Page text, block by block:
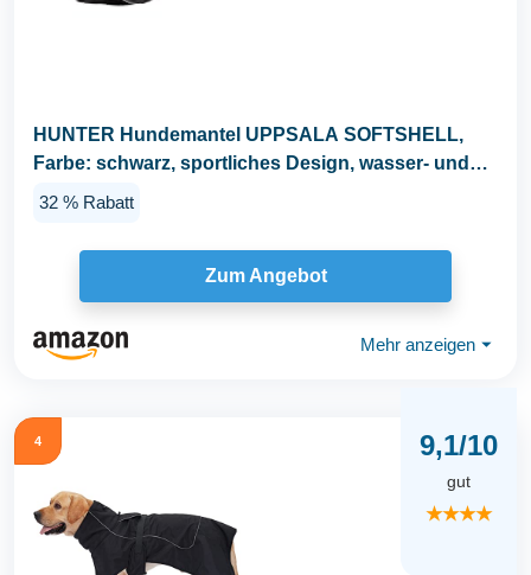
HUNTER Hundemantel UPPSALA SOFTSHELL,
Farbe: schwarz, sportliches Design, wasser- und
winddicht, mit...
32 % Rabatt
Zum Angebot
Mehr anzeigen ⏷
4 9,1/10
gut
★★★★